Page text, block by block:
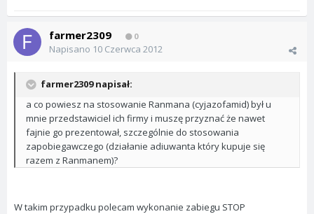
farmer2309 0
Napisano 10 Czerwca 2012
farmer2309 napisał:
a co powiesz na stosowanie Ranmana (cyjazofamid) był u
mnie przedstawiciel ich firmy i muszę przyznać że nawet
fajnie go prezentował, szczególnie do stosowania
zapobiegawczego (działanie adiuwanta który kupuje się
razem z Ranmanem)?
W takim przypadku polecam wykonanie zabiegu STOP